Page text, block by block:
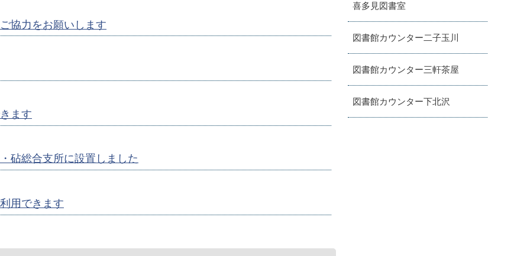
協力をお願いします
ます
砧総合支所に設置しました
用できます
喜多見図書室
図書館カウンター二子玉川
図書館カウンター三軒茶屋
図書館カウンター下北沢